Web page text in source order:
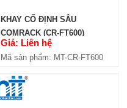
KHAY CỐ ĐỊNH SÂU
COMRACK (CR-FT600)
Giá: Liên hệ
Mã sản phẩm: MT-CR-FT600